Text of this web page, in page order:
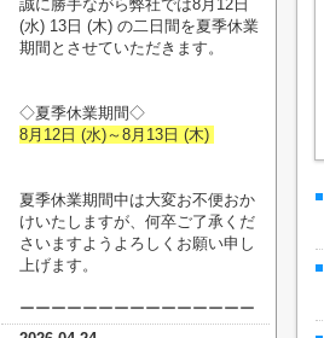
誠に勝手ながら弊社では8月12日
(水) 13日 (木) の二日間を夏季休業
期間とさせていただきます。
◇夏季休業期間◇
8月12日 (水)～8月13日 (木)
夏季休業期間中は大変お不便おか
けいたしますが、何卒ご了承くだ
さいますようよろしくお願い申し
上げます。
ーーーーーーーーーーーーーーー